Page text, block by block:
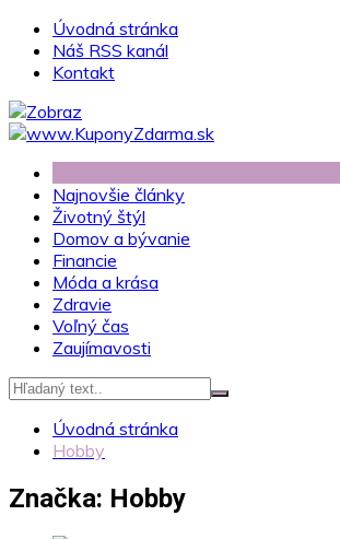
Skip
content
Úvodná stránka
Náš RSS kanál
Kontakt
Najnovšie články
Životný štýl
Domov a bývanie
Financie
Móda a krása
Zdravie
Voľný čas
Zaujímavosti
Úvodná stránka
Hobby
Značka: Hobby